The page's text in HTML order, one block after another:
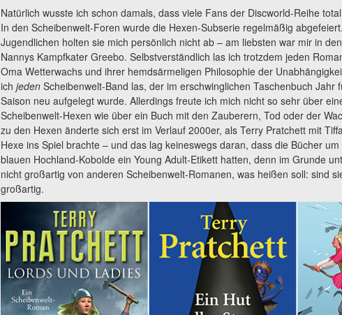
Natürlich wusste ich schon damals, dass viele Fans der Discworld-Reihe
In den Scheibenwelt-Foren wurde die Hexen-Subserie regelmäßig
Jugendlichen holten sie mich persönlich nicht ab – am liebsten war mir in
Nannys Kampfkater Greebo. Selbstverständlich las ich trotzdem jeden
Oma Wetterwachs und ihrer hemdsärmeligen Philosophie der
ich jedenScheibenwelt-Band las, der im erschwinglichen Taschenbuch Jahr
Saison neu aufgelegt wurde. Allerdings freute ich mich nicht so sehr über
Scheibenwelt-Hexen wie über ein Buch mit den Zauberern, Tod oder der
zu den Hexen änderte sich erst im Verlauf 2000er, als Terry Pratchett mit
Hexe ins Spiel brachte – und das lag keineswegs daran, dass die Bücher
blauen Hochland-Kobolde ein Young Adult-Etikett hatten, denn im Grunde
nicht großartig von anderen Scheibenwelt-Romanen, was heißen soll: sind
großartig.